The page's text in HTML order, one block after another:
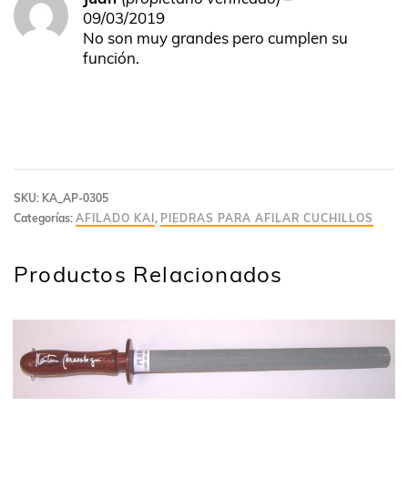
5
09/03/2019
No son muy grandes pero cumplen su
función.
SKU: KA_AP-0305
Categorías: AFILADO KAI, PIEDRAS PARA AFILAR CUCHILLOS
Productos Relacionados